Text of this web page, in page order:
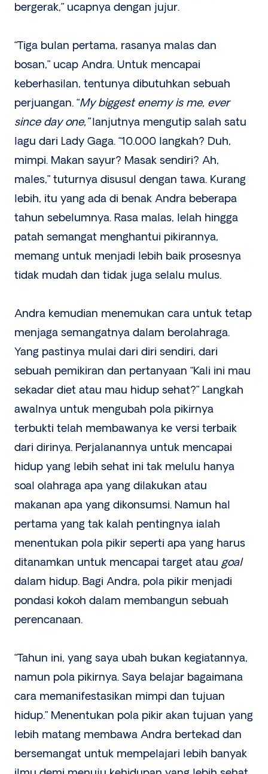
bergerak,” ucapnya dengan jujur.
“Tiga bulan pertama, rasanya malas dan
bosan,” ucap Andra. Untuk mencapai
keberhasilan, tentunya dibutuhkan sebuah
perjuangan. “My biggest enemy is me, ever
since day one,”lanjutnya mengutip salah satu
lagu dari Lady Gaga. “10.000 langkah? Duh,
mimpi. Makan sayur? Masak sendiri? Ah,
males,” tuturnya disusul dengan tawa. Kurang
lebih, itu yang ada di benak Andra beberapa
tahun sebelumnya. Rasa malas, lelah hingga
patah semangat menghantui pikirannya,
memang untuk menjadi lebih baik prosesnya
tidak mudah dan tidak juga selalu mulus.
Andra kemudian menemukan cara untuk tetap
menjaga semangatnya dalam berolahraga.
Yang pastinya mulai dari diri sendiri, dari
sebuah pemikiran dan pertanyaan “Kali ini mau
sekadar diet atau mau hidup sehat?” Langkah
awalnya untuk mengubah pola pikirnya
terbukti telah membawanya ke versi terbaik
dari dirinya. Perjalanannya untuk mencapai
hidup yang lebih sehat ini tak melulu hanya
soal olahraga apa yang dilakukan atau
makanan apa yang dikonsumsi. Namun hal
pertama yang tak kalah pentingnya ialah
menentukan pola pikir seperti apa yang harus
ditanamkan untuk mencapai target atau goal
dalam hidup. Bagi Andra, pola pikir menjadi
pondasi kokoh dalam membangun sebuah
perencanaan.
“Tahun ini, yang saya ubah bukan kegiatannya,
namun pola pikirnya. Saya belajar bagaimana
cara memanifestasikan mimpi dan tujuan
hidup.” Menentukan pola pikir akan tujuan yang
lebih matang membawa Andra bertekad dan
bersemangat untuk mempelajari lebih banyak